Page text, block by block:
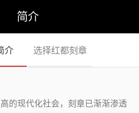
简介
介 选择红都刻章
的现代化社会，刻章已渐渐渗透